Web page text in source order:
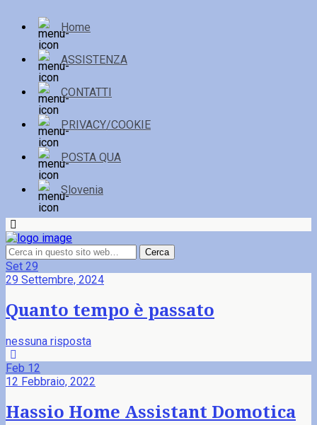
Home
ASSISTENZA
CONTATTI
PRIVACY/COOKIE
POSTA QUA
Slovenia
Set 29
29 Settembre, 2024
Quanto tempo è passato
nessuna risposta
Feb 12
12 Febbraio, 2022
Hassio Home Assistant Domotica